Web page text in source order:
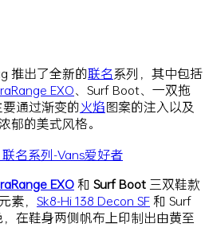
推出了全新的联名系列，其中包括
EXO、Surf Boot、一双拖
通过渐变的火焰图案的注入以及
郁的美式风格。
EXO和 Surf Boot 三双鞋款
素， Sk8-Hi 138 Decon SF和 Surf
在鞋身两侧帆布上印制出由黄至